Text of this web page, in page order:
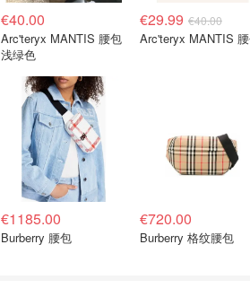
€40.00
Arc'teryx MANTIS 腰包
浅绿色
€29.99 €40.00
Arc'teryx MANTIS
€1185.00
Burberry 腰包
€720.00
Burberry 格纹腰包